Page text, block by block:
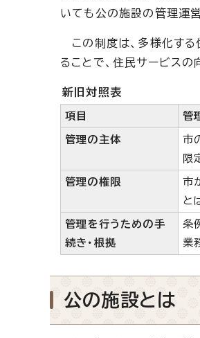
いても公の施設の管理運
この制度は、多様化する
ることで、住民サービス
新旧対照表
項目 管
管理の主体
市
限
管理の権限
市
と
管理を行うための手
続き・根拠
条
業
公の施設とは